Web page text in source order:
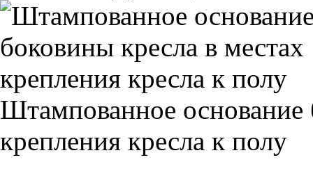
Штампованное основание
крепления кресла к полу